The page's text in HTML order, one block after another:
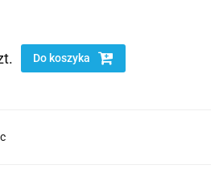
Do koszyka